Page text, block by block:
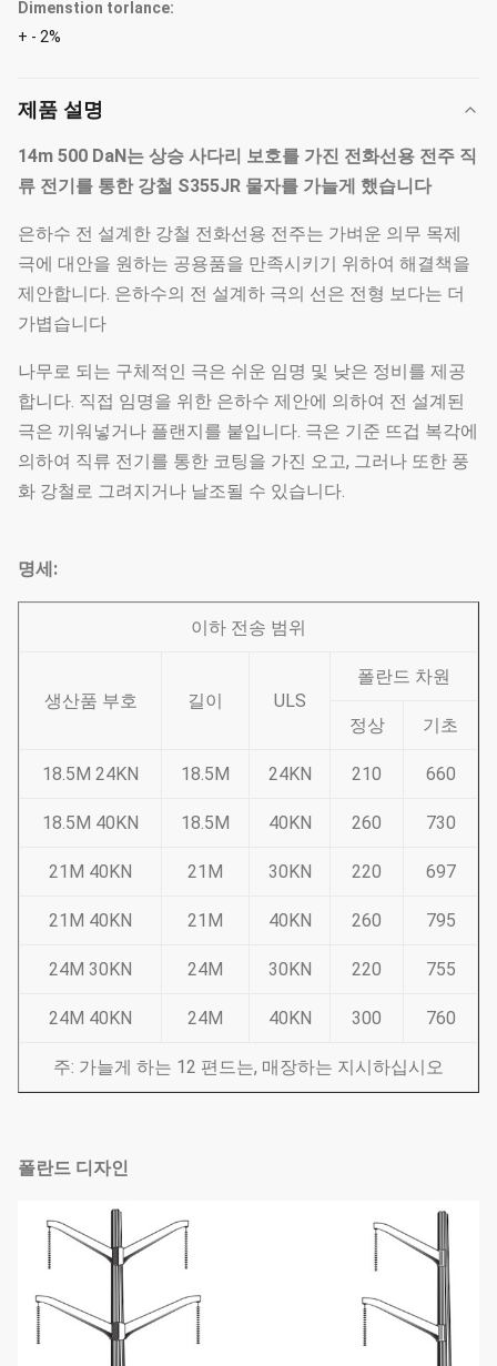
Dimenstion torlance:
+ - 2%
제품 설명
14m 500 DaN는 상승 사다리 보호를 가진 전화선용 전주 직
류 전기를 통한 강철 S355JR 물자를 가늘게 했습니다
은하수 전 설계한 강철 전화선용 전주는 가벼운 의무 목제
극에 대안을 원하는 공용품을 만족시키기 위하여 해결책을
제안합니다. 은하수의 전 설계하 극의 선은 전형 보다는 더
가볍습니다
나무로 되는 구체적인 극은 쉬운 임명 및 낮은 정비를 제공
합니다. 직접 임명을 위한 은하수 제안에 의하여 전 설계된
극은 끼워넣거나 플랜지를 붙입니다. 극은 기준 뜨겁 복각에
의하여 직류 전기를 통한 코팅을 가진 오고, 그러나 또한 풍
화 강철로 그려지거나 날조될 수 있습니다.
명세:
이하 전송 범위
생산품 부호 길이 ULS
폴란드 차원
정상 기초
18.5M 24KN 18.5M 24KN 210 660
18.5M 40KN 18.5M 40KN 260 730
21M 40KN 21M 30KN 220 697
21M 40KN 21M 40KN 260 795
24M 30KN 24M 30KN 220 755
24M 40KN 24M 40KN 300 760
주: 가늘게 하는 12 편드는, 매장하는 지시하십시오
폴란드 디자인